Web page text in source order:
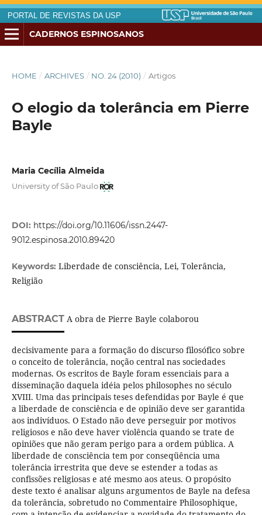
PORTAL DE REVISTAS DA USP
CADERNOS ESPINOSANOS
HOME / ARCHIVES / NO. 24 (2010) / Artigos
O elogio da tolerância em Pierre
Bayle
Maria Cecília Almeida
University of São Paulo
DOI: https://doi.org/10.11606/issn.2447-
9012.espinosa.2010.89420
Keywords: Liberdade de consciência, Lei, Tolerância,
Religião
ABSTRACTA obra de Pierre Bayle colaborou
decisivamente para a formação do discurso filosófico sobre
o conceito de tolerância, noção central nas sociedades
modernas. Os escritos de Bayle foram essenciais para a
disseminação daquela idéia pelos philosophes no século
XVIII. Uma das principais teses defendidas por Bayle é que
a liberdade de consciência e de opinião deve ser garantida
aos indivíduos. O Estado não deve perseguir por motivos
religiosos e não deve haver violência quando se trate de
opiniões que não geram perigo para a ordem pública. A
liberdade de consciência tem por conseqüência uma
tolerância irrestrita que deve se estender a todas as
confissões religiosas e até mesmo aos ateus. O propósito
deste texto é analisar alguns argumentos de Bayle na defesa
da tolerância, sobretudo no Commentaire Philosophique,